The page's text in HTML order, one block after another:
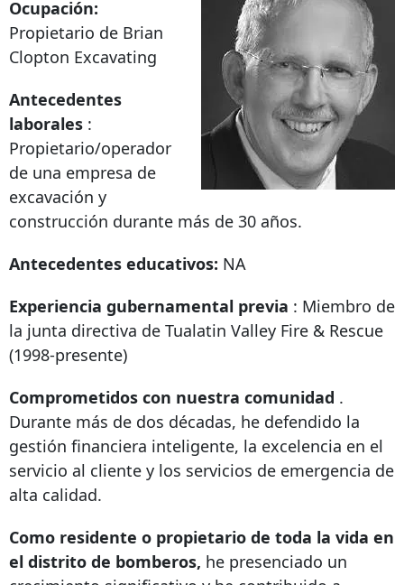
Ocupación:
Propietario de Brian
Clopton Excavating
Antecedentes
laborales :
Propietario/operador
de una empresa de
excavación y
construcción durante más de 30 años.
Antecedentes educativos: NA
Experiencia gubernamental previa : Miembro de
la junta directiva de Tualatin Valley Fire & Rescue
(1998-presente)
Comprometidos con nuestra comunidad .
Durante más de dos décadas, he defendido la
gestión financiera inteligente, la excelencia en el
servicio al cliente y los servicios de emergencia de
alta calidad.
Como residente o propietario de toda la vida en
el distrito de bomberos, he presenciado un